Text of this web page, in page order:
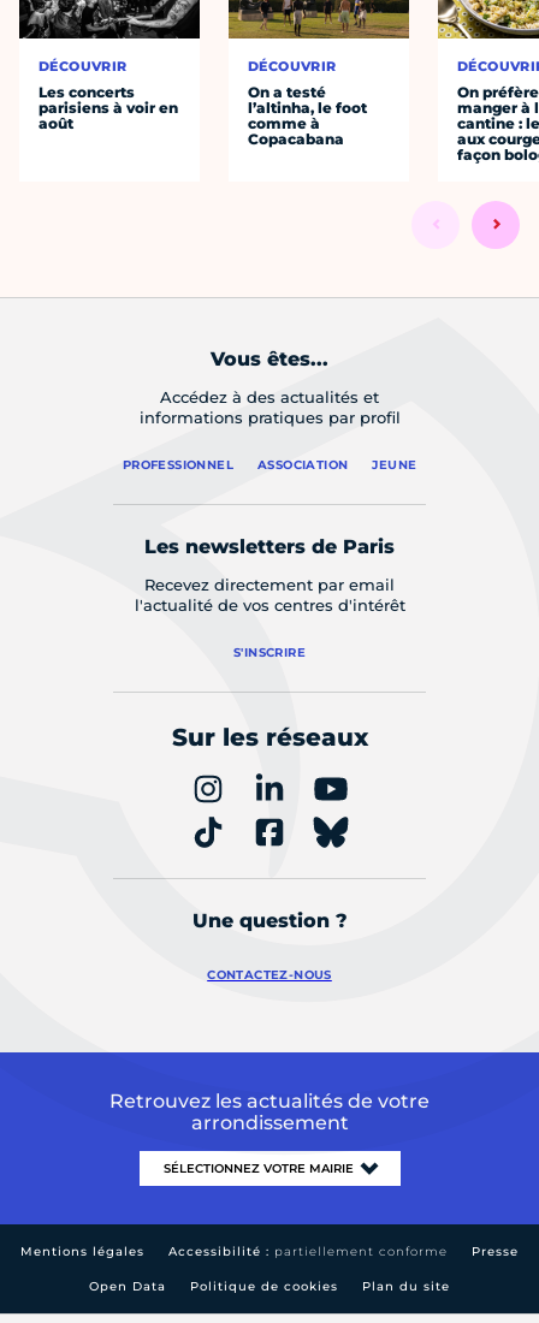
DÉCOUVRIR
Les concerts
parisiens à voir en
août
DÉCOUVRIR
On a testé
l’altinha, le foot
comme à
Copacabana
On préfère
manger à
cantine :
aux
façon
Vous êtes...
Accédez à des actualités et
informations pratiques par profil
PROFESSIONNEL ASSOCIATION JEUNE
Les newsletters de Paris
Recevez directement par email
l'actualité de vos centres d'intérêt
S'INSCRIRE
Sur les réseaux
Une question ?
CONTACTEZ-NOUS
Retrouvez les actualités de votre
arrondissement
Mentions légales Accessibilité : partiellement conforme Presse
Open Data Politique de cookies Plan du site